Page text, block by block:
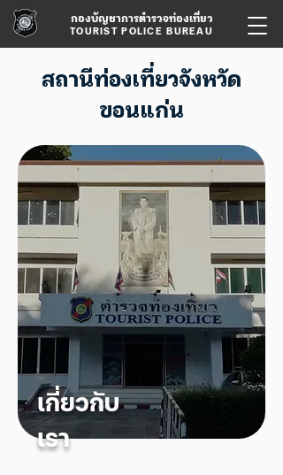
กองบัญชาการตำรวจท่องเที่ยว
TOURIST POLICE BUREAU
สถานีท่องเที่ยวจังหวัด
ขอนแก่น
เกี่ยวกับ
เรา